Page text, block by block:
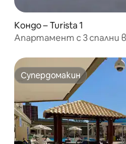
Кондо – Turista 1
Апартамент с 3 спални в
Супердомакин
Супердомакин